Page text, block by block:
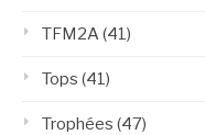
TFM2A(41)
Tops (41)
Trophées (47)